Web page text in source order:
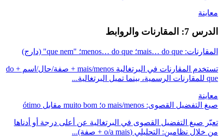
معاينة
الدرس 7: المقارنات والروابط
المقارنات: mais… do que؛ menos… do que؛ "que nem" (دارج)
تستخدم المقارنات في البرتغالية mais/menos + صفة/حال/اسم + do
que للمقارنات الرسمية، بينما تميل البرتغالية...
معاينة
صيغ التفضيل القصوى: o mais/menos؛ muito bom مقابل ótimo
تعبّر صيغ التفضيل القصوى في البرتغالية عن أعلى درجة أو أدناها
من خلال نظامين: التحليلي (o/a mais + صفة)...